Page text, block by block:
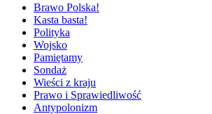
Brawo Polska!
Kasta basta!
Polityka
Wojsko
Pamiętamy
Sondaż
Wieści z kraju
Prawo i Sprawiedliwość
Antypolonizm